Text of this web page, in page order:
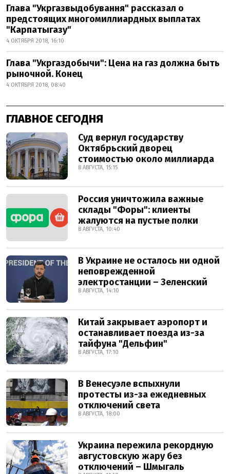
Глава "Укргазвыдобування" рассказал о
предстоящих многомиллиардных выплатах
"Карпатыгазу"
4 ОКТЯБРЯ 2018, 16:10
Глава "Укргаздобычи": Цена на газ должна быть
рыночной. Конец
4 ОКТЯБРЯ 2018, 08:40
ГЛАВНОЕ СЕГОДНЯ
Суд вернул государству
Октябрьский дворец
стоимостью около миллиарда
8 АВГУСТА, 15:15
Россия уничтожила важные
склады "Форы": клиенты
жалуются на пустые полки
8 АВГУСТА, 10:40
В Украине не осталось ни одной
неповрежденной
электростанции – Зеленский
8 АВГУСТА, 14:10
Китай закрывает аэропорт и
останавливает поезда из-за
тайфуна "Дельфин"
8 АВГУСТА, 17:10
В Венесуэле вспыхнули
протесты из-за ежедневных
отключений света
8 АВГУСТА, 18:00
Украина пережила рекордную
августовскую жару без
отключений – Шмыгаль